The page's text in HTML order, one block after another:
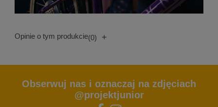
Opinie o tym produkcie(0) +
Obserwuj nas i oznaczaj na zdjęciach
@projektjunior